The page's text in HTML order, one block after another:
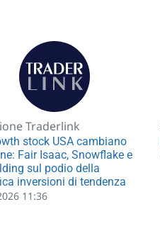
Traderlink
stock USA cambiano
Fair Isaac, Snowflake e
sul podio della
inversioni di tendenza
11:36